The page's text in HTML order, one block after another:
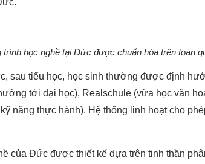
học nghề tại Đức được chuẩn hóa trên toàn
sau tiểu học, học sinh thường được định
tới đại học), Realschule (vừa học văn
năng thực hành). Hệ thống linh hoạt cho
của Đức được thiết kế dựa trên tinh thần